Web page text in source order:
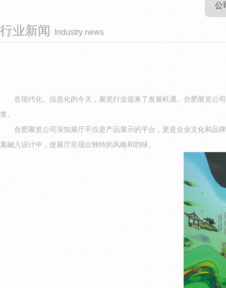
公
行业新闻 Industry news
在现代化、信息化的今天，展览行业迎来了发展机遇。合肥展览公
誉。
合肥展览公司深知展厅不仅是产品展示的平台，更是企业文化和品
素融入设计中，使展厅呈现出独特的风格和韵味。